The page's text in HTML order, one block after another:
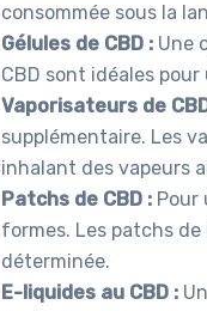
consommée sous la
Gélules de CBD : Une
CBD sont idéales
Vaporisateurs de
supplémentaire. Les
inhalant des vapeurs
Patchs de CBD : Pour
formes. Les patchs
déterminée.
E-liquides au CBD :